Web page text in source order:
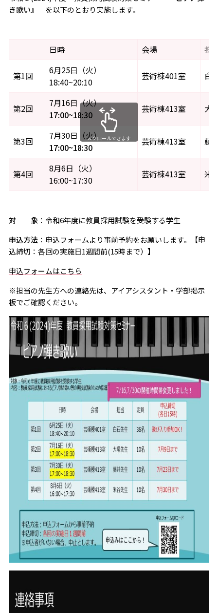
き歌い』 を以下のとおり実施します。
日時 会場 担
第1回
6月25日（火）
18:40~20:10
芸術棟401室 白
第2回
7月16日（火）
17:00~18:30
芸術棟413室 大
第3回
7月30日（火）
17:00~18:30
芸術棟413室 藤
第4回
8月6日（火）
16:00~17:30
芸術棟413室 米
スクロールできます
対 象 ：令和6年度に教員採用試験を受験する学生
申込方法：申込フォームより事前予約をお願いします。【申
込締切：各回の実施日1週間前(15時まで）】
申込フォームはこちら
※担当の先生方への連絡先は、アイアシスタント・学部掲示
板でご確認ください。